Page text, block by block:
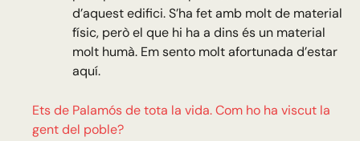
d’aquest edifici. S’ha fet amb molt de material
físic, però el que hi ha a dins és un material
molt humà. Em sento molt afortunada d’estar
aquí.
Ets de Palamós de tota la vida. Com ho ha viscut la
gent del poble?